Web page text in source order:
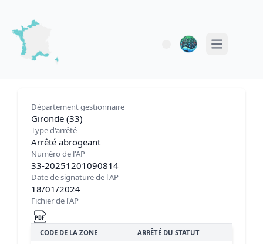
Open main
Département gestionnaire
Gironde (33)
Type d'arrêté
Arrêté abrogeant
Numéro de l'AP
33-20251201090814
Date de signature de l'AP
18/01/2024
Fichier de l'AP
CODE DE LA ZONE ARRÊTÉ DU STATUT